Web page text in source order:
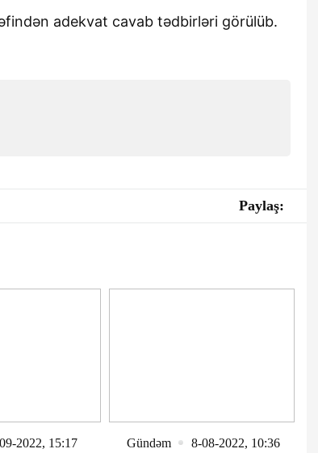
adekvat cavab tədbirləri görülüb.
Paylaş:
2022, 15:17 Gündəm 8-08-2022, 10:36